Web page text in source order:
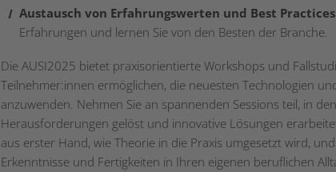
Austausch von Erfahrungswerten und Best
Erfahrungen und lernen Sie von den Besten der Branche.​​​​​​​​
Die AUSI2025 bietet praxisorientierte Workshops und
Teilnehmer:innen ermöglichen, die neuesten Technologien
anzuwenden. Nehmen Sie an spannenden Sessions teil, in
Herausforderungen gelöst und innovative Lösungen
aus erster Hand, wie Theorie in die Praxis umgesetzt wird,
Erkenntnisse und Fertigkeiten in Ihren eigenen beruflichen